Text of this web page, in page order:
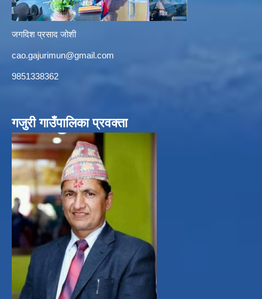
जगदिश प्रसाद जोशी
cao.gajurimun@gmail.com
9851338362
गजुरी गाउँपालिका प्रवक्ता